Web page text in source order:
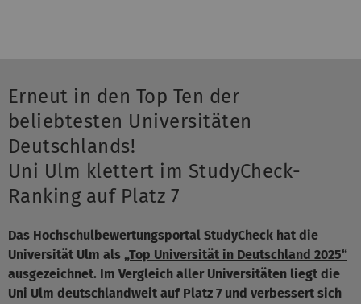
Erneut in den Top Ten der
beliebtesten Universitäten
Deutschlands!
Uni Ulm klettert im StudyCheck-
Ranking auf Platz 7
Das Hochschulbewertungsportal StudyCheck hat die
Universität Ulm als „Top Universität in Deutschland 2025“
ausgezeichnet. Im Vergleich aller Universitäten liegt die
Uni Ulm deutschlandweit auf Platz 7 und verbessert sich